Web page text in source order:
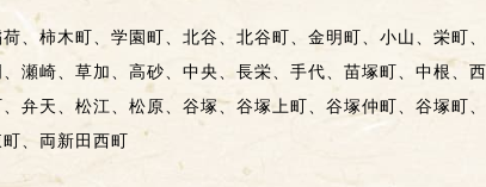
、柿木町、学園町、北谷、北谷町、金明町、小山、栄町、
瀬崎、草加、高砂、中央、長栄、手代、苗塚町、中根、西
弁天、松江、松原、谷塚、谷塚上町、谷塚仲町、谷塚町、
、両新田西町